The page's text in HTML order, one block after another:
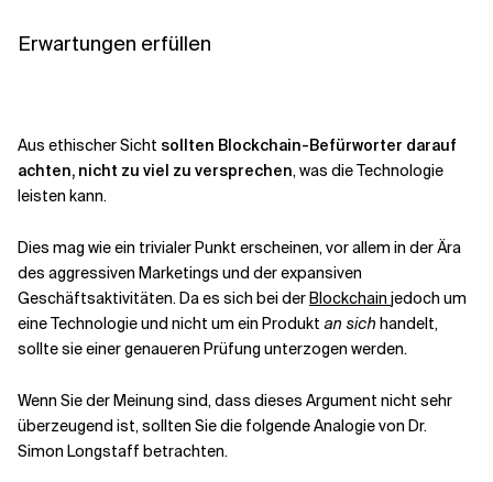
Erwartungen erfüllen
Aus ethischer Sicht sollten Blockchain-Befürworter darauf
achten, nicht zu viel zu versprechen, was die Technologie
leisten kann.
Dies mag wie ein trivialer Punkt erscheinen, vor allem in der Ära
des aggressiven Marketings und der expansiven
Geschäftsaktivitäten. Da es sich bei derBlockchain jedoch um
eine Technologie und nicht um ein Produkt an sich handelt,
sollte sie einer genaueren Prüfung unterzogen werden.
Wenn Sie der Meinung sind, dass dieses Argument nicht sehr
überzeugend ist, sollten Sie die folgende Analogie von Dr.
Simon Longstaff betrachten.